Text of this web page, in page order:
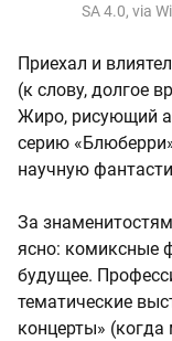
SA 4.0, via
Приехал и
(к слову, долгое
Жиро, рисующий
серию
научную
За
ясно: комиксные
будущее.
тематические
концерты»